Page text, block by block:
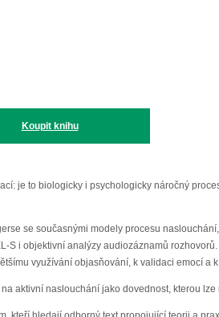
Koupit knihu
je to biologicky i psychologicky náročný
se současnými modely procesu
i objektivní analýzy audiozáznamů
využívání objasňování, k validaci emocí a
aktivní naslouchání jako dovednost, kterou lze